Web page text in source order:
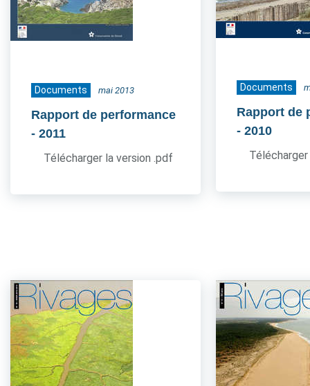
Documents mai 2013
Rapport de performance
- 2011
Télécharger la version .pdf
Documents
Rapport de
- 2010